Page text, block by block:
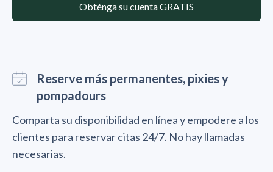
Obténga su cuenta GRATIS
Reserve más permanentes, pixies y
pompadours
Comparta su disponibilidad en línea y empodere a los
clientes para reservar citas 24/7. No hay llamadas
necesarias.